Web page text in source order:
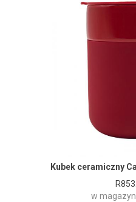
Kubek ceramiczny
w